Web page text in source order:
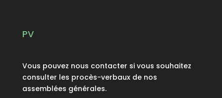
PV
Vous pouvez nous contacter si vous souhaitez
consulter les procès-verbaux de nos
assemblées générales.